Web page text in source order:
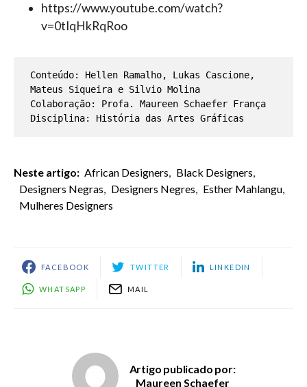
https://www.youtube.com/watch?
v=0tIqHkRqRoo
Conteúdo: Hellen Ramalho, Lukas Cascione,
Mateus Siqueira e Silvio Molina
Colaboração: Profa. Maureen Schaefer França
Disciplina: História das Artes Gráficas
Neste artigo: African Designers, Black Designers,
Designers Negras, Designers Negres, Esther Mahlangu,
Mulheres Designers
FACEBOOK TWITTER LINKEDIN
WHATSAPP MAIL
Artigo publicado por:
Maureen Schaefer